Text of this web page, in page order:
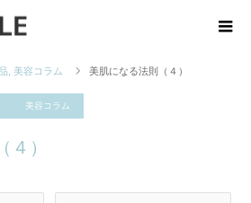
美容コラム 美肌になる法則（４）
美容コラム
４）